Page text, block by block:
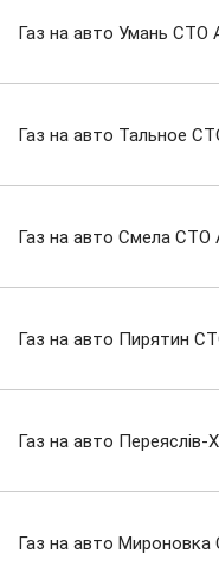
Газ на авто Умань СТО
Газ на авто Тальное
Газ на авто Смела СТО
Газ на авто Пирятин
Газ на авто
Газ на авто Мироновка